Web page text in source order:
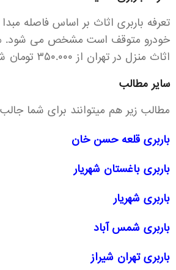
تعرفه باربری اثاث بر اساس فاصله
خودرو متوقف است مشخص می شود.
اثاث منزل در تهران از ۳۵۰.۰۰۰ تومان شروع می شود.
سایر مطالب
مطالب زیر هم میتوانند برای شما
باربری قلعه حسن خان
باربری باغستان شهریار
باربری شهریار
باربری شمس آباد
باربری تهران شیراز